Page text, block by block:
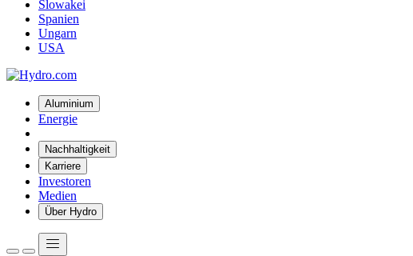
Slowakei
Spanien
Ungarn
USA
Aluminium
Energie
Nachhaltigkeit
Karriere
Investoren
Medien
Über Hydro